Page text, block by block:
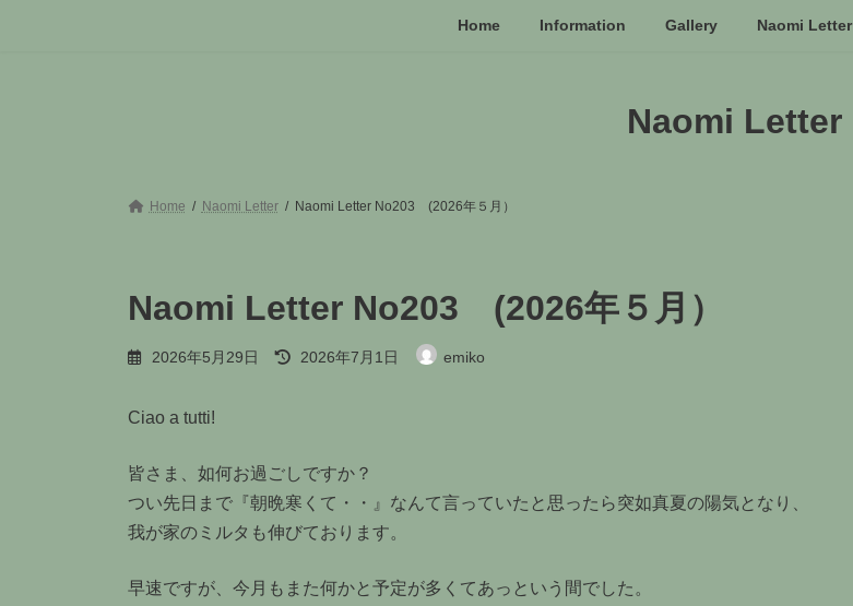
Home Information Gallery Naomi Letter
Naomi Letter
Home Naomi Letter Naomi Letter No203 (2026年５月）
Naomi Letter No203 (2026年５月）
2026年5月29日
最
終
:
2026年7月1日 emiko
Ciao a tutti!
皆さま、如何お過ごしですか？
つい先日まで『朝晩寒くて・・』なんて言っていたと思ったら突如真夏の陽気となり、
我が家のミルタも伸びております。
早速ですが、今月もまた何かと予定が多くてあっという間でした。